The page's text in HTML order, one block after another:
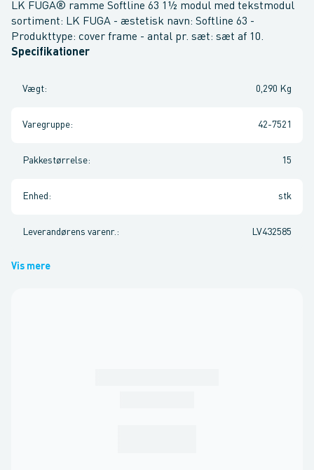
LK FUGA® ramme Softline 63 1½ modul med tekstmodul
sortiment: LK FUGA - æstetisk navn: Softline 63 -
Produkttype: cover frame - antal pr. sæt: sæt af 10.
Specifikationer
Vægt: 0,290 Kg
Varegruppe: 42-7521
Pakkestørrelse: 15
Enhed : stk
Leverandørens varenr. : LV432585
Vis mere